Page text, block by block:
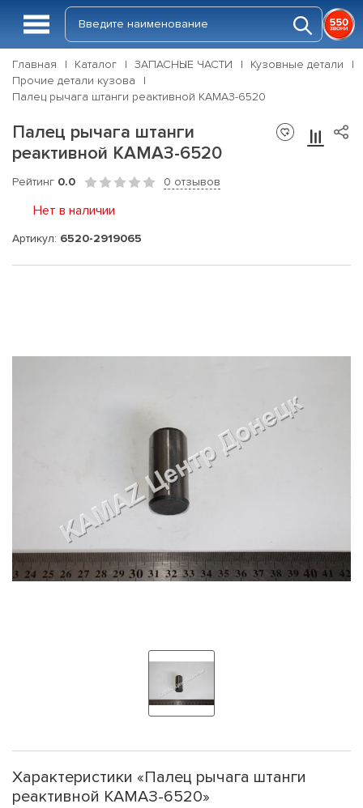
Главная Каталог ЗАПАСНЫЕ ЧАСТИ
Кузовные детали
Прочие детали кузова
Палец рычага штанги реактивной КАМАЗ-6520
Палец рычага штанги
реактивной КАМАЗ-6520
Рейтинг 0.0 0 отзывов
Нет в наличии
Артикул: 6520-2919065
Характеристики «Палец рычага штанги
реактивной КАМАЗ-6520»